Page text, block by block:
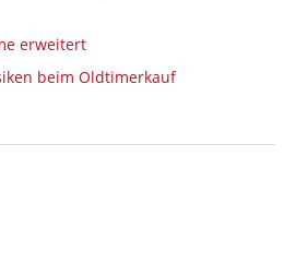
erweitert
beim Oldtimerkauf